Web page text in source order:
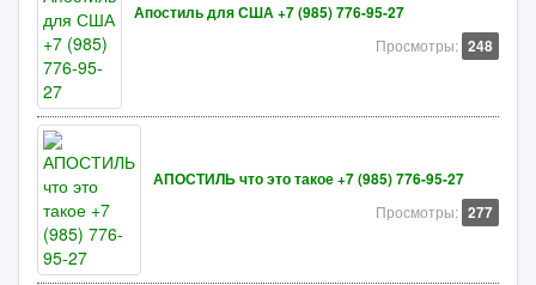
Апостиль для США +7 (985) 776-95-27
Просмотры: 248
АПОСТИЛЬ что это такое +7 (985) 776-95-27
Просмотры: 277